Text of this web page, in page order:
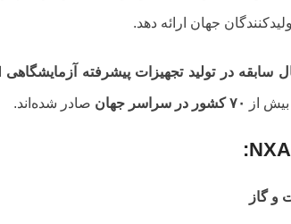
جهان ارائه دهد.
از ۷۰ کشور در سراسر جهان صادر شده‌اند.
و گاز